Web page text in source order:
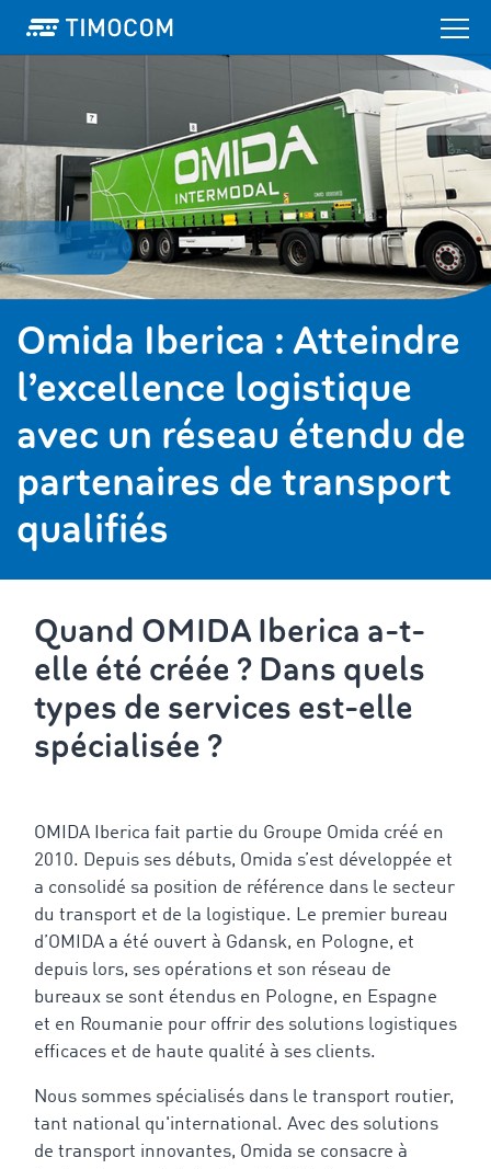
Omida Iberica : Atteindre
l’excellence logistique
avec un réseau étendu de
partenaires de transport
qualifiés
Quand OMIDA Iberica a-t-
elle été créée ? Dans quels
types de services est-elle
spécialisée ?
OMIDA Iberica fait partie du Groupe Omida créé en
2010. Depuis ses débuts, Omida s’est développée et
a consolidé sa position de référence dans le secteur
du transport et de la logistique. Le premier bureau
d’OMIDA a été ouvert à Gdansk, en Pologne, et
depuis lors, ses opérations et son réseau de
bureaux se sont étendus en Pologne, en Espagne
et en Roumanie pour offrir des solutions logistiques
efficaces et de haute qualité à ses clients.
Nous sommes spécialisés dans le transport routier,
tant national qu'international. Avec des solutions
de transport innovantes, Omida se consacre à